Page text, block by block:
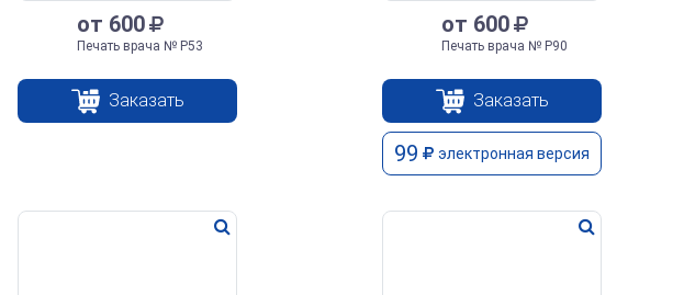
от 600
Печать врача № Р53
Заказать
от 600
Печать врача № Р90
Заказать
99 электронная версия